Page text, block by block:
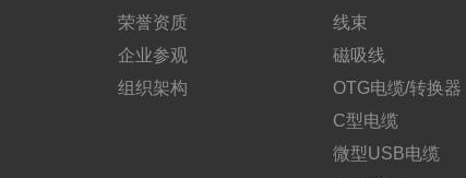
荣誉资质
企业参观
组织架构
线束
磁吸线
OTG电缆/转换器
C型电缆
微型USB电缆